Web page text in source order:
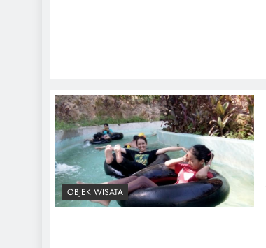
OBJEK WISATA